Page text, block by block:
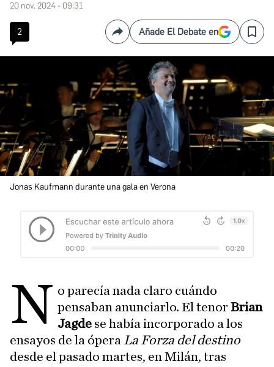
20 nov. 2024 - 09:31
2 CompartirAñade El Debate en Save
Jonas Kaufmann durante una gala en Verona
N o parecía nada claro cuándo
pensaban anunciarlo. El tenorBrian
Jagde se había incorporado a los
ensayos de la ópera La Forza del destino
desde el pasado martes, en Milán, tras